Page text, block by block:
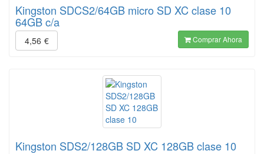
Kingston SDCS2/64GB micro SD XC clase 10
64GB c/a
4,56 € Comprar Ahora
Kingston SDS2/128GB SD XC 128GB clase 10